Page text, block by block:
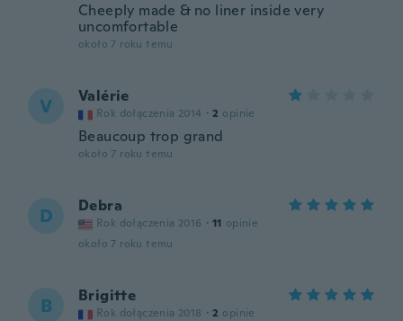
Cheeply made & no liner inside very
uncomfortable
około 7 roku temu
V Valérie
Rok dołączenia 2014 · 2 opinie
Beaucoup trop grand
około 7 roku temu
D Debra
Rok dołączenia 2016 · 11 opinie
około 7 roku temu
B Brigitte
Rok dołączenia 2018 · 2 opinie